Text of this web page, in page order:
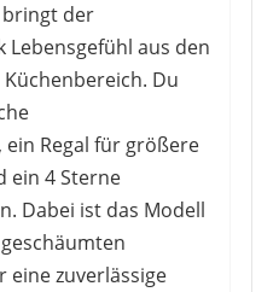
bringt der
Lebensgefühl aus den
Du
Regal für größere
ein 4 Sterne
Dabei ist das Modell
eine zuverlässige